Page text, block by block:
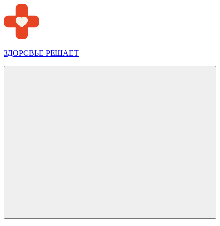
Перейти
к
содержимому
ЗДОРОВЬЕ РЕШАЕТ